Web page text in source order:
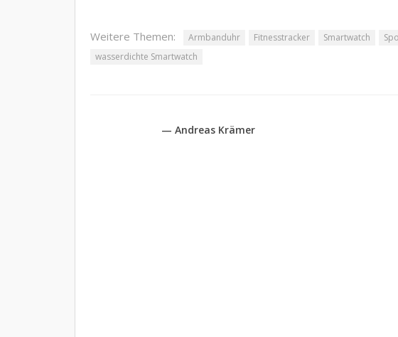
Weitere Themen: Armbanduhr Fitnesstracker Smartwatch
wasserdichte Smartwatch
— Andreas Krämer